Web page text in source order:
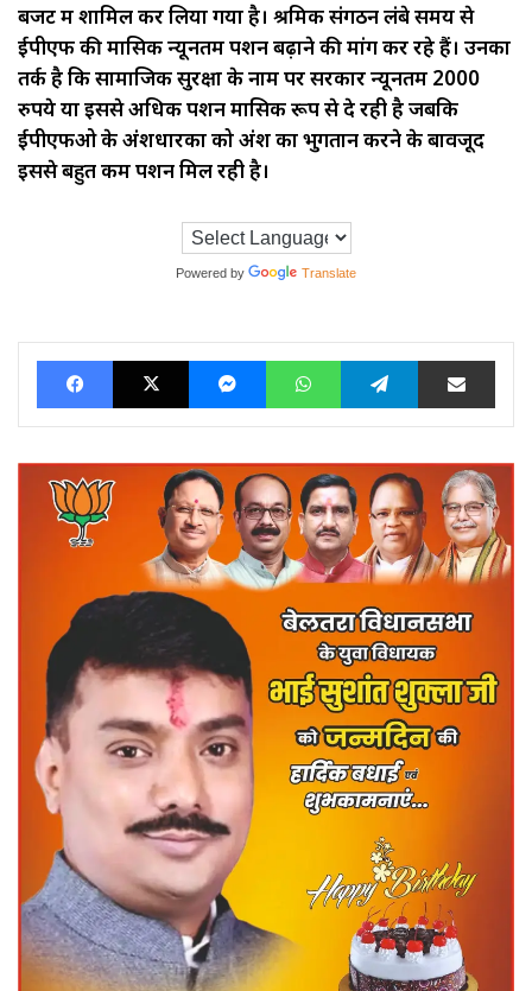
बजट में शामिल कर लिया गया है। श्रमिक संगठन लंबे समय से
ईपीएफ की मासिक न्यूनतम पेंशन बढ़ाने की मांग कर रहे हैं। उनका
तर्क है कि सामाजिक सुरक्षा के नाम पर सरकार न्यूनतम 2000
रुपये या इससे अधिक पेंशन मासिक रूप से दे रही है जबकि
ईपीएफओ के अंशधारकों को अंश का भुगतान करने के बावजूद
इससे बहुत कम पेंशन मिल रही है।
Powered by Translate
FacebookX MessengerWhatsAppTelegram Share via